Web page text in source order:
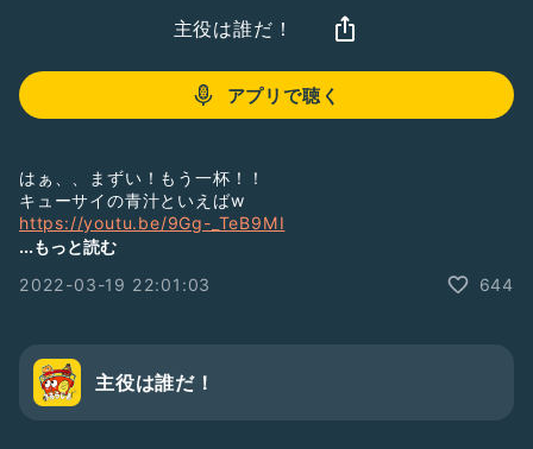
主役は誰だ！
アプリで聴く
はぁ、、まずい！もう一杯！！
キューサイの青汁といえばw
https://youtu.be/9Gg-_TeB9MI
ランキングの答えと正解発表は
クイズ企画
作詞者は誰だ！？
...もっと読む
2022-03-19 22:01:03
644
主役は誰だ！